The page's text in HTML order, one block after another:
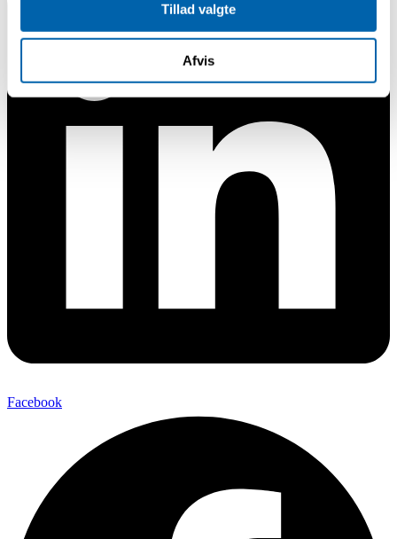
Tillad valgte
Afvis
Facebook